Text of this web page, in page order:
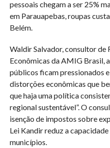
pessoais chegam a ser 25%
em Parauapebas, roupas
Belém.
Waldir Salvador, consultor de
Econômicas da AMIG Brasil,
públicos ficam pressionados
distorções econômicas que
que haja uma política
regional sustentável”. O
isenção de impostos sobre
Lei Kandir reduz a
municípios.